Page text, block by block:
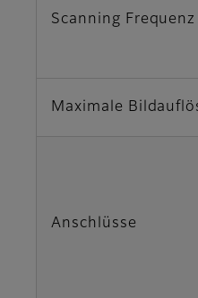
Scanning Frequenz
Maximale
Anschlüsse